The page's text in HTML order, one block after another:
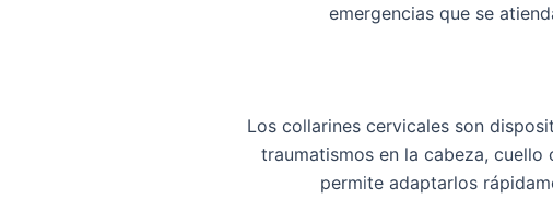
emergencias que se
Los collarines cervicalesson
traumatismos en la cabeza,
permite adaptarlos